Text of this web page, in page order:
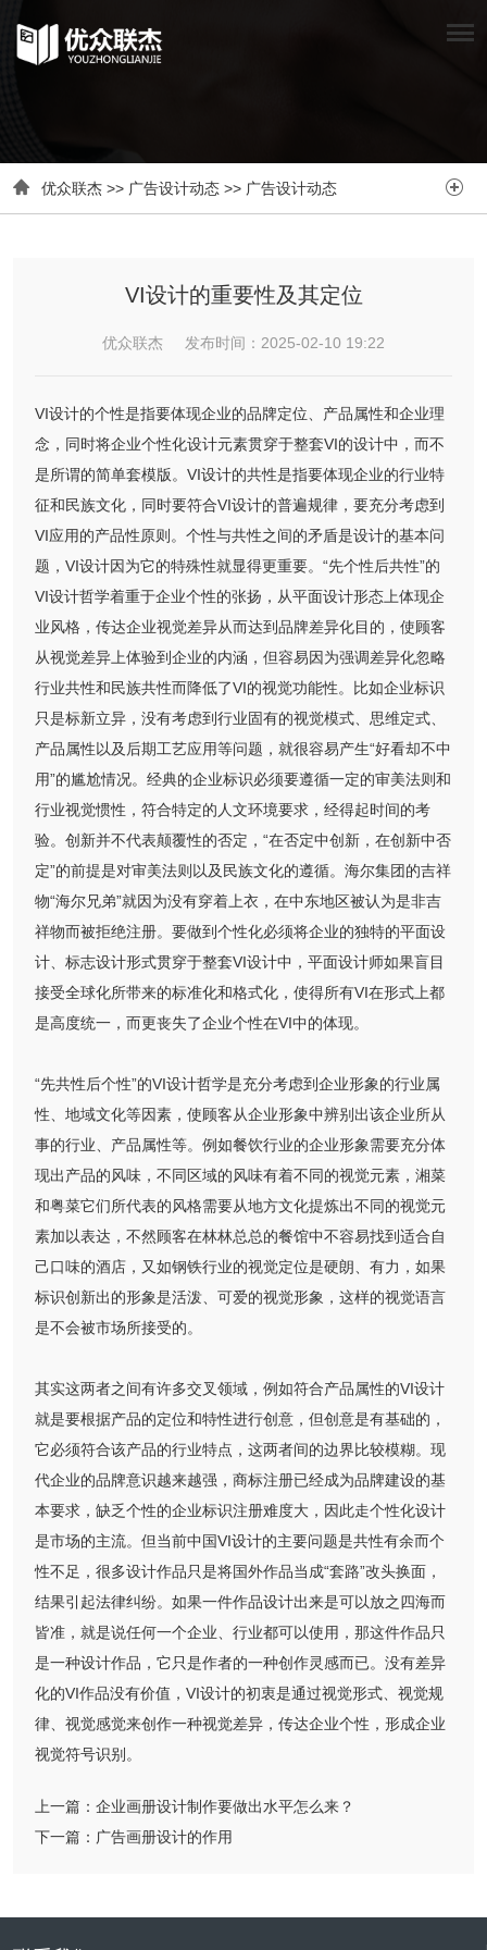
 优众联杰 >> 广告设计动态 >> 广告设计动态 
VI设计的重要性及其定位
优众联杰 发布时间：2025-02-10 19:22
VI设计的个性是指要体现企业的品牌定位、产品属性和企业理
念，同时将企业个性化设计元素贯穿于整套VI的设计中，而不
是所谓的简单套模版。VI设计的共性是指要体现企业的行业特
征和民族文化，同时要符合VI设计的普遍规律，要充分考虑到
VI应用的产品性原则。个性与共性之间的矛盾是设计的基本问
题，VI设计因为它的特殊性就显得更重要。“先个性后共性”的
VI设计哲学着重于企业个性的张扬，从平面设计形态上体现企
业风格，传达企业视觉差异从而达到品牌差异化目的，使顾客
从视觉差异上体验到企业的内涵，但容易因为强调差异化忽略
行业共性和民族共性而降低了VI的视觉功能性。比如企业标识
只是标新立异，没有考虑到行业固有的视觉模式、思维定式、
产品属性以及后期工艺应用等问题，就很容易产生“好看却不中
用”的尴尬情况。经典的企业标识必须要遵循一定的审美法则和
行业视觉惯性，符合特定的人文环境要求，经得起时间的考
验。创新并不代表颠覆性的否定，“在否定中创新，在创新中否
定”的前提是对审美法则以及民族文化的遵循。海尔集团的吉祥
物“海尔兄弟”就因为没有穿着上衣，在中东地区被认为是非吉
祥物而被拒绝注册。要做到个性化必须将企业的独特的平面设
计、标志设计形式贯穿于整套VI设计中，平面设计师如果盲目
接受全球化所带来的标准化和格式化，使得所有VI在形式上都
是高度统一，而更丧失了企业个性在VI中的体现。
“先共性后个性”的VI设计哲学是充分考虑到企业形象的行业属
性、地域文化等因素，使顾客从企业形象中辨别出该企业所从
事的行业、产品属性等。例如餐饮行业的企业形象需要充分体
现出产品的风味，不同区域的风味有着不同的视觉元素，湘菜
和粤菜它们所代表的风格需要从地方文化提炼出不同的视觉元
素加以表达，不然顾客在林林总总的餐馆中不容易找到适合自
己口味的酒店，又如钢铁行业的视觉定位是硬朗、有力，如果
标识创新出的形象是活泼、可爱的视觉形象，这样的视觉语言
是不会被市场所接受的。
其实这两者之间有许多交叉领域，例如符合产品属性的VI设计
就是要根据产品的定位和特性进行创意，但创意是有基础的，
它必须符合该产品的行业特点，这两者间的边界比较模糊。现
代企业的品牌意识越来越强，商标注册已经成为品牌建设的基
本要求，缺乏个性的企业标识注册难度大，因此走个性化设计
是市场的主流。但当前中国VI设计的主要问题是共性有余而个
性不足，很多设计作品只是将国外作品当成“套路”改头换面，
结果引起法律纠纷。如果一件作品设计出来是可以放之四海而
皆准，就是说任何一个企业、行业都可以使用，那这件作品只
是一种设计作品，它只是作者的一种创作灵感而已。没有差异
化的VI作品没有价值，VI设计的初衷是通过视觉形式、视觉规
律、视觉感觉来创作一种视觉差异，传达企业个性，形成企业
视觉符号识别。
上一篇： 企业画册设计制作要做出水平怎么来？
下一篇： 广告画册设计的作用